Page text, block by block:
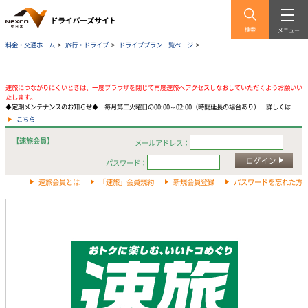
検索 メニュー
料金・交通ホーム > 旅行・ドライブ > ドライブプラン一覧ページ >
速旅につながりにくいときは、一度ブラウザを閉じて再度速旅へアクセスしなおしていただくようお願いい
たします。
◆定期メンテナンスのお知らせ◆ 毎月第二火曜日の00:00～02:00（時間延長の場合あり） 詳しくは
こちら
【速旅会員】
メールアドレス：
パスワード：
ログイン
速旅会員とは 「速旅」会員規約 新規会員登録 パスワードを忘れた方